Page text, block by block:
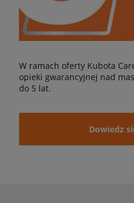
W ramach oferty Kubota
opieki gwarancyjnej nad
do 5 lat.
Dowiedz